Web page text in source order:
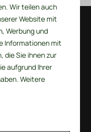
Wir teilen auch
Website mit
Werbung und
Informationen mit
die Sie ihnen zur
aufgrund Ihrer
Weitere